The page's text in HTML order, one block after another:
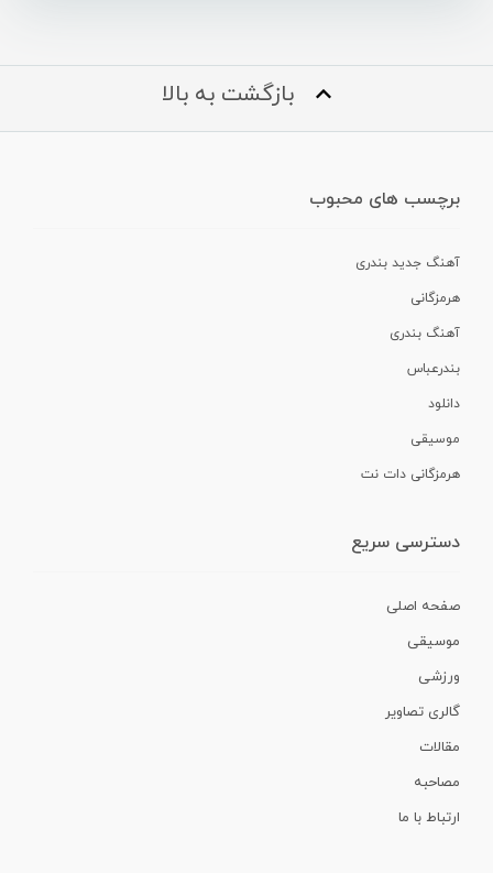
بازگشت به بالا
برچسب های محبوب
آهنگ جدید بندری
هرمزگانی
آهنگ بندری
بندرعباس
دانلود
موسیقی
هرمزگانی دات نت
دسترسی سریع
صفحه اصلی
موسیقی
ورزشی
گالری تصاویر
مقالات
مصاحبه
ارتباط با ما